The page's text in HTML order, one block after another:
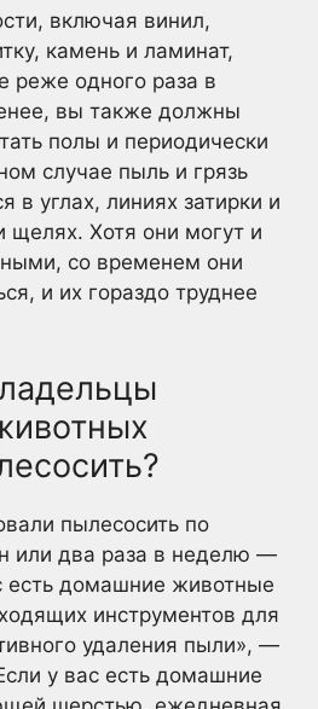
включая винил,
камень и ламинат,
реже одного раза в
вы также должны
полы и периодически
случае пыль и грязь
в углах, линиях затирки и
щелях. Хотя они могут и
со временем они
и их гораздо труднее
пылесосить по
или два раза в неделю —
есть домашние животные
инструментов для
удаления пыли», —
у вас есть домашние